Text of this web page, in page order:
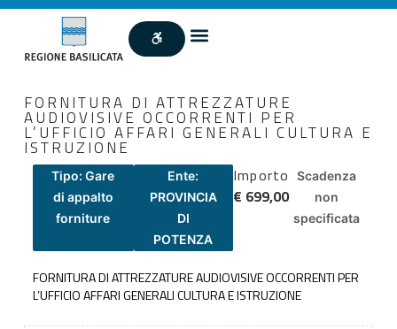
FORNITURA DI ATTREZZATURE
AUDIOVISIVE OCCORRENTI PER
L’UFFICIO AFFARI GENERALI CULTURA E
ISTRUZIONE
Tipo: Gare
di appalto
forniture
Ente:
PROVINCIA
DI
POTENZA
Importo
€ 699,00
Scadenza
non
specificata
FORNITURA DI ATTREZZATURE AUDIOVISIVE OCCORRENTI PER
L’UFFICIO AFFARI GENERALI CULTURA E ISTRUZIONE